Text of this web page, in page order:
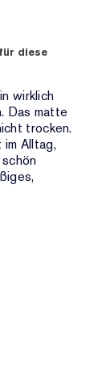
diese
wirklich
Das matte
trocken.
Alltag,